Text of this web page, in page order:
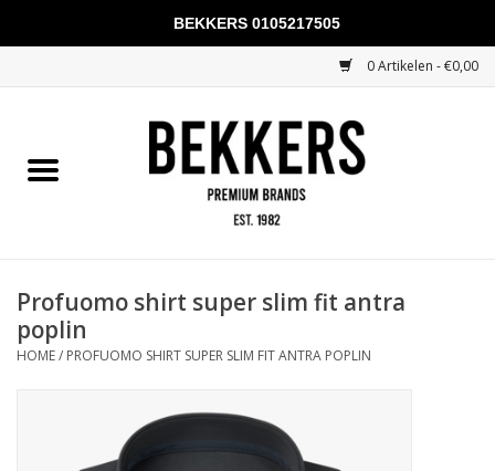
0 Artikelen - €0,00
Mannen
KADOBONNEN
Merken
Profuomo shirt super slim fit antra
poplin
HOME/ PROFUOMO SHIRT SUPER SLIM FIT ANTRA POPLIN
BEKKERS 0105217505